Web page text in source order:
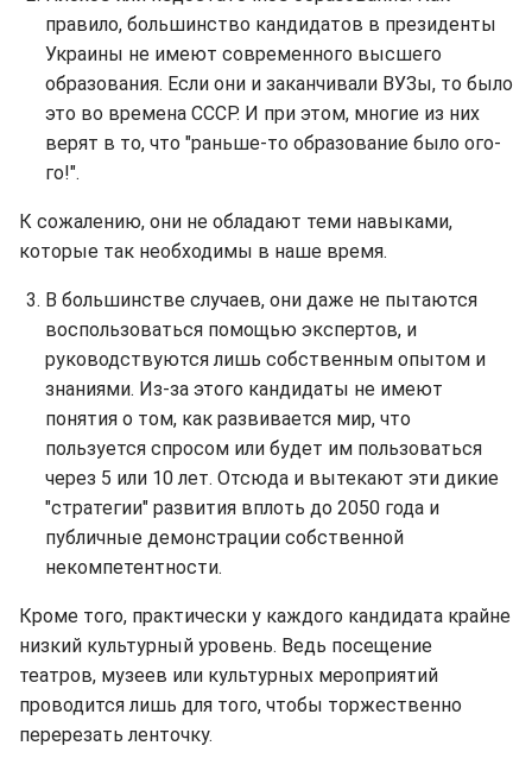
правило, большинство кандидатов в президенты
Украины не имеют современного высшего
образования. Если они и заканчивали ВУЗы, то было
это во времена СССР. И при этом, многие из них
верят в то, что "раньше-то образование было ого-
го!".
К сожалению, они не обладают теми навыками,
которые так необходимы в наше время.
В большинстве случаев, они даже не пытаются
воспользоваться помощью экспертов, и
руководствуются лишь собственным опытом и
знаниями. Из-за этого кандидаты не имеют
понятия о том, как развивается мир, что
пользуется спросом или будет им пользоваться
через 5 или 10 лет. Отсюда и вытекают эти дикие
"стратегии" развития вплоть до 2050 года и
публичные демонстрации собственной
некомпетентности.
Кроме того, практически у каждого кандидата крайне
низкий культурный уровень. Ведь посещение
театров, музеев или культурных мероприятий
проводится лишь для того, чтобы торжественно
перерезать ленточку.